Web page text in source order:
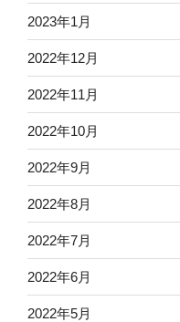
2023年1月
2022年12月
2022年11月
2022年10月
2022年9月
2022年8月
2022年7月
2022年6月
2022年5月